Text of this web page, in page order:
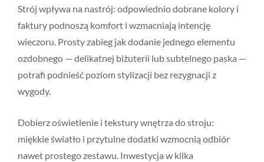
Strój wpływa na nastrój: odpowiednio dobrane kolory i
faktury podnoszą komfort i wzmacniają intencję
wieczoru. Prosty zabieg jak dodanie jednego elementu
ozdobnego — delikatnej biżuterii lub subtelnego paska —
potrafi podnieść poziom stylizacji bez rezygnacji z
wygody.
Dobierz oświetlenie i tekstury wnętrza do stroju:
miękkie światło i przytulne dodatki wzmocnią odbiór
nawet prostego zestawu. Inwestycja w kilka